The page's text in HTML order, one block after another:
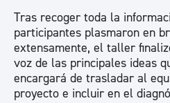
Tras recoger toda la
participantes plasmaron en
extensamente, el taller
voz de las principales ideas
encargará de trasladar al
proyecto e incluir en el